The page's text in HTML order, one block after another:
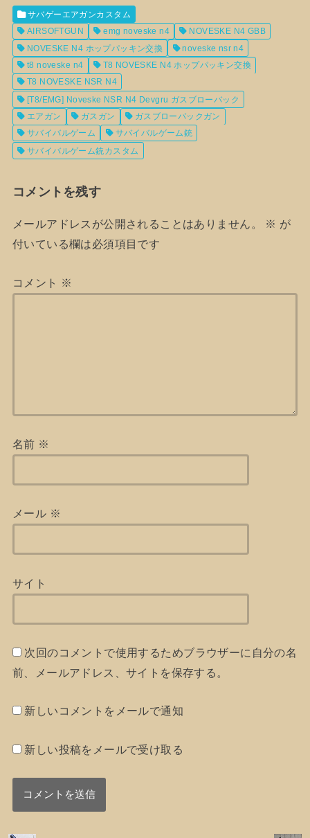
サバゲーエアガンカスタム
AIRSOFTGUN
emg noveske n4
NOVESKE N4 GBB
NOVESKE N4 ホップパッキン交換
noveske nsr n4
t8 noveske n4
T8 NOVESKE N4 ホップパッキン交換
T8 NOVESKE NSR N4
[T8/EMG] Noveske NSR N4 Devgru ガスブローバック
エアガン
ガスガン
ガスブローバックガン
サバイバルゲーム
サバイバルゲーム銃
サバイバルゲーム銃カスタム
コメントを残す
メールアドレスが公開されることはありません。 ※ が
付いている欄は必須項目です
コメント ※
名前 ※
メール ※
サイト
次回のコメントで使用するためブラウザーに自分の名
前、メールアドレス、サイトを保存する。
新しいコメントをメールで通知
新しい投稿をメールで受け取る